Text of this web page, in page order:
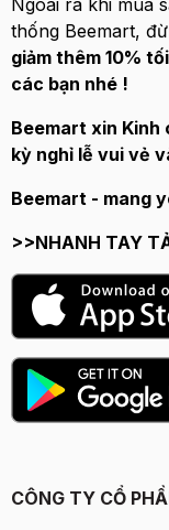
Ngoài ra khi mua
thống Beemart,
giảm thêm 10%
các bạn nhé !
Beemart xin Kinh
kỳ nghỉ lễ vui vẻ
Beemart - mang
>>NHANH TAY
CÔNG TY CỔ